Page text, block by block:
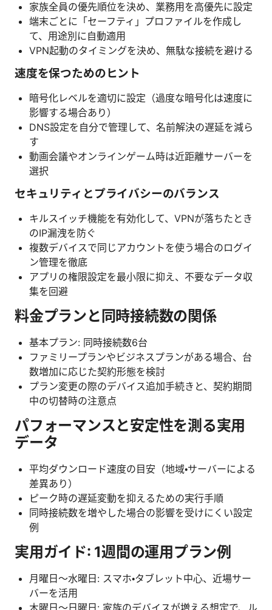
家族全員の優先順位を決め、業務用を高優先に設定
端末ごとに「セーフティ」プロファイルを作成し
て、用途別に自動適用
VPN起動のタイミングを決め、無駄な接続を避ける
速度を保つためのヒント
暗号化レベルを適切に設定（過度な暗号化は速度に
影響する場合あり）
DNS設定を自分で管理して、名前解決の遅延を減ら
す
動画会議やオンラインゲーム時は近距離サーバーを
選択
セキュリティとプライバシーのバランス
キルスイッチ機能を有効化して、VPNが落ちたとき
のIP漏洩を防ぐ
複数デバイスで同じアカウントを使う場合のログイ
ン管理を徹底
アプリの権限設定を最小限に抑え、不要なデータ収
集を回避
料金プランと同時接続数の関係
基本プラン: 同時接続数6台
ファミリープランやビジネスプランがある場合、台
数増加に応じた契約形態を検討
プラン変更の際のデバイス追加手続きと、契約期間
中の切替時の注意点
パフォーマンスと安定性を測る実用
データ
平均ダウンロード速度の目安（地域・サーバーによる
差異あり）
ピーク時の遅延変動を抑えるための実行手順
同時接続数を増やした場合の影響を受けにくい設定
例
実用ガイド: 1週間の運用プラン例
月曜日〜水曜日: スマホ・タブレット中心、近場サー
バーを活用